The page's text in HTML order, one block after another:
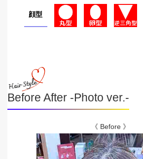
顔型
Before After -Photo ver.-
《 Before 》